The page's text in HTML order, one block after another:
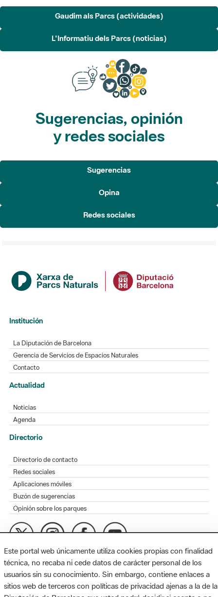
Gaudim als Parcs (actividades)
L'Informatiu dels Parcs (noticias)
Sugerencias, opinión
y redes sociales
Sugerencias
Opina
Redes sociales
Institución
La Diputación de Barcelona
Gerencia de Servicios de Espacios Naturales
Contacto
Actualidad
Noticias
Agenda
Directorio
Directorio de contacto
Redes sociales
Aplicaciones móviles
Buzón de sugerencias
Opinión sobre los parques
MAPA WEB AVISO LEGAL ACCESIBILIDAD
Diputación de Barcelona. Edifici Llacuna, 1a planta. Badajoz, 49.
08005 Barcelona. Tel. 934 022 428 / xarxaparcs@diba.cat
Este portal web únicamente utiliza cookies propias con finalidad
técnica, no recaba ni cede datos de carácter personal de los
usuarios sin su conocimiento. Sin embargo, contiene enlaces a
sitios web de terceros con políticas de privacidad ajenas a la de la